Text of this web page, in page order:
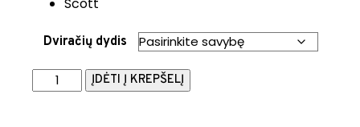
Dviračių dydis
ĮDĖTI Į KREPŠELĮ